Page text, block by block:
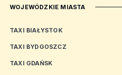
WOJEWÓDZKIE MIASTA
TAXI BIAŁYSTOK
TAXI BYDGOSZCZ
TAXI GDAŃSK